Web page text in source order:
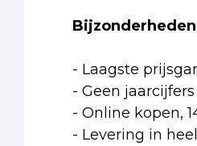
Bijzonderheden
- Laagste
- Geen
- Online kopen,
- Levering in